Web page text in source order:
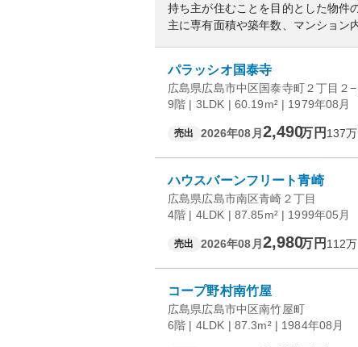
持ち主が住むことを目的とした物件
主に専有面積や築年数、マンション
パラッシオ国泰寺
広島県広島市中区国泰寺町２丁目２−
9階 | 3LDK | 60.19m² | 1979年08月
売出 2026年08月 2,490万円 137
ハウスバーンフリート青崎
広島県広島市南区青崎２丁目
4階 | 4LDK | 87.85m² | 1999年05月
売出 2026年08月 2,980万円 112
コープ野村南竹屋
広島県広島市中区南竹屋町
6階 | 4LDK | 87.3m² | 1984年08月